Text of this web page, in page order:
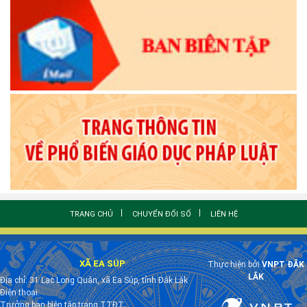
TRANG CHỦ CHUYỂN ĐỔI SỐ LIÊN HỆ
XÃ EA SÚP
Địa chỉ: 31 Lạc Long Quân, xã Ea Súp, tỉnh Đắk Lắk
Điện thoại:
Thực hiện bởiVNPT ĐẮK
LẮK